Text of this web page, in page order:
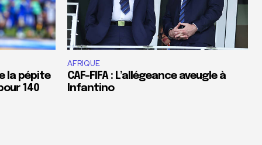
la pépite
140
AFRIQUE
CAF-FIFA : L’allégeance aveugle à
Infantino